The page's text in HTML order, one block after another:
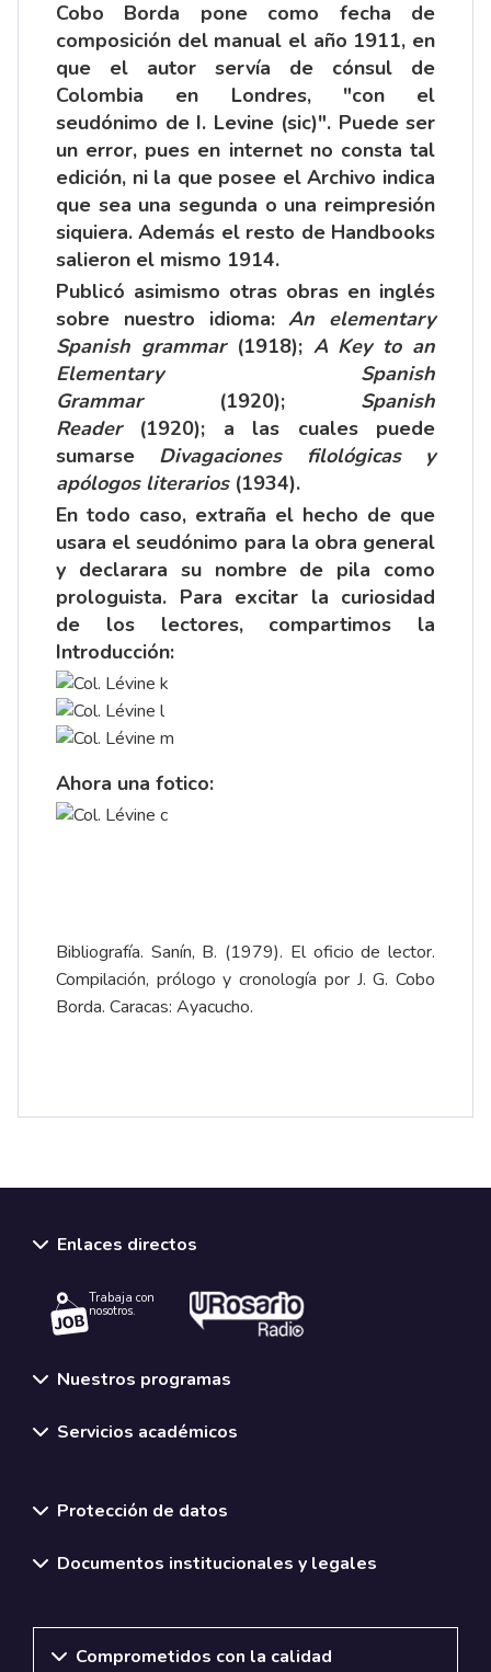
Cobo Borda pone como fecha de
composición del manual el año 1911, en
que el autor servía de cónsul de
Colombia en Londres, "con el
seudónimo de I. Levine (sic)". Puede ser
un error, pues en internet no consta tal
edición, ni la que posee el Archivo indica
que sea una segunda o una reimpresión
siquiera. Además el resto de Handbooks
salieron el mismo 1914.
Publicó asimismo otras obras en inglés
sobre nuestro idioma:An elementary
Spanish grammar(1918); A Key to an
Elementary Spanish
Grammar(1920); Spanish
Reader (1920); a las cuales puede
sumarse Divagaciones filológicas y
apólogos literarios(1934).
En todo caso, extraña el hecho de que
usara el seudónimo para la obra general
y declarara su nombre de pila como
prologuista. Para excitar la curiosidad
de los lectores, compartimos la
Introducción:
Ahora una fotico:
Bibliografía. Sanín, B. (1979). El oficio de lector.
Compilación, prólogo y cronología por J. G. Cobo
Borda. Caracas: Ayacucho.
Enlaces directos
Trabaja con
nosotros.
Nuestros programas
Servicios académicos
Protección de datos
Documentos institucionales y legales
Comprometidos con la calidad